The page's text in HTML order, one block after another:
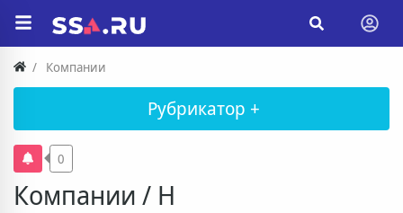
Компании
Рубрикатор +
Компании / Н
0